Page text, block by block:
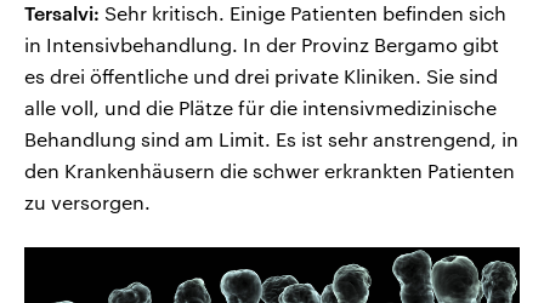
Tersalvi: Sehr kritisch. Einige Patienten befinden sich
in Intensivbehandlung. In der Provinz Bergamo gibt
es drei öffentliche und drei private Kliniken. Sie sind
alle voll, und die Plätze für die intensivmedizinische
Behandlung sind am Limit. Es ist sehr anstrengend, in
den Krankenhäusern die schwer erkrankten Patienten
zu versorgen.